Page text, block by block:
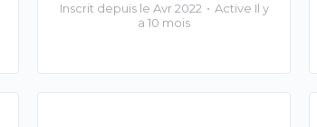
Inscrit depuis le Avr 2022 • Active Il y
a 10 mois